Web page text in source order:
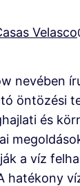
Velasco
nevében
öntözési
és
a víz
hatékony